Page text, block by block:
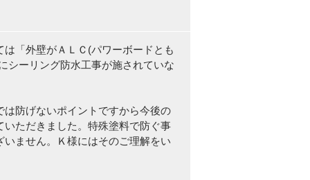
「外壁がＡＬＣ(パワーボードとも
シーリング防水工事が施されていな
防げないポイントですから今後の
ただきました。特殊塗料で防ぐ事
ません。Ｋ様にはそのご理解をい